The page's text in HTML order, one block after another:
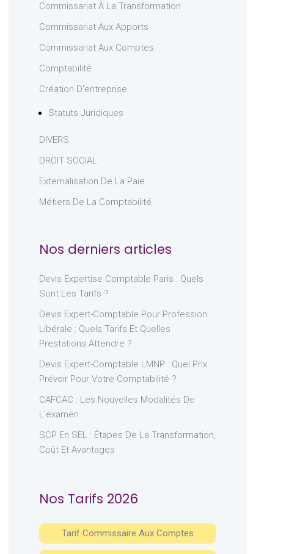
Commissariat À La Transformation
Commissariat Aux Apports
Commissariat Aux Comptes
Comptabilité
Création D'entreprise
Statuts Juridiques
DIVERS
DROIT SOCIAL
Externalisation De La Paie
Métiers De La Comptabilité
Nos derniers articles
Devis Expertise Comptable Paris : Quels
Sont Les Tarifs ?
Devis Expert-Comptable Pour Profession
Libérale : Quels Tarifs Et Quelles
Prestations Attendre ?
Devis Expert-Comptable LMNP : Quel Prix
Prévoir Pour Votre Comptabilité ?
CAFCAC : Les Nouvelles Modalités De
L’examen
SCP En SEL : Étapes De La Transformation,
Coût Et Avantages
Nos Tarifs 2026
Tarif Commissaire Aux Comptes